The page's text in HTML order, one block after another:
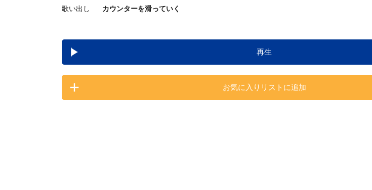
歌い出し
カウンターを滑っていく
再生
お気に入りリストに追加